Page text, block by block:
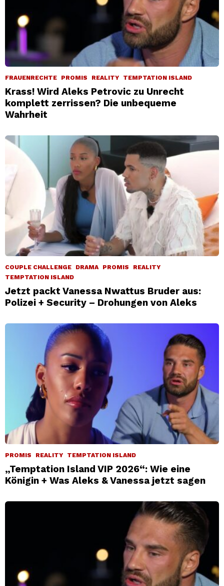
FRAUENRECHTE PROMIS REALITY TEMPTATION ISLAND
Krass! Wird Aleks Petrovic zu Unrecht
komplett zerrissen? Die unbequeme
Wahrheit
COUPLE CHALLENGE DRAMA PROMIS
REALITY
TEMPTATION ISLAND
Jetzt packt Vanessa Nwattus Bruder aus:
Polizei + Security – Drohungen von Aleks
PROMIS REALITY TEMPTATION ISLAND
„Temptation Island VIP 2026“: Wie eine
Königin + Was Aleks & Vanessa jetzt sagen